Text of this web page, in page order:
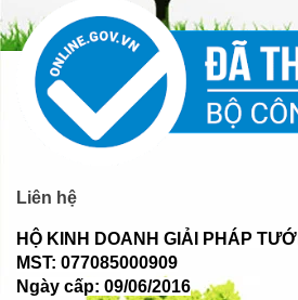
Liên hệ
HỘ KINH DOANH GIẢI PHÁP TƯỚI
MST: 077085000909
Ngày cấp: 09/06/2016